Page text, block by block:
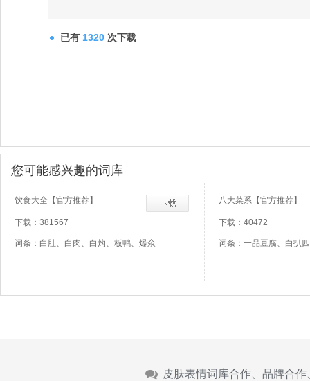
已有 1320 次下载
您可能感兴趣的词库
饮食大全【官方推荐】
下载：381567
词条：白肚、白肉、白灼、板鸭、爆氽
八大菜系【官方推荐】
下载：40472
词条：一品豆腐、白扒
皮肤表情词库合作、品牌合